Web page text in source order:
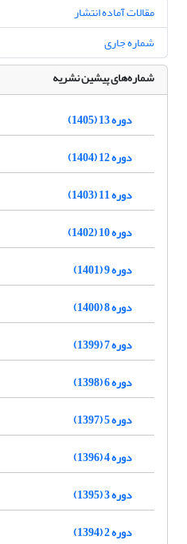
مقالات آماده انتشار
شماره جاری
شماره‌های پیشین نشریه
دوره 13 (1405)
دوره 12 (1404)
دوره 11 (1403)
دوره 10 (1402)
دوره 9 (1401)
دوره 8 (1400)
دوره 7 (1399)
دوره 6 (1398)
دوره 5 (1397)
دوره 4 (1396)
دوره 3 (1395)
دوره 2 (1394)